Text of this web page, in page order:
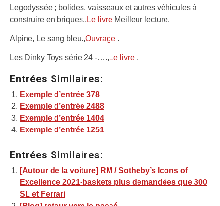
Legodyssée ; bolides, vaisseaux et autres véhicules à
construire en briques., Le livre Meilleur lecture.
Alpine, Le sang bleu.,Ouvrage .
Les Dinky Toys série 24 -…., Le livre .
Entrées Similaires:
Exemple d’entrée 378
Exemple d’entrée 2488
Exemple d’entrée 1404
Exemple d’entrée 1251
Entrées Similaires:
[Autour de la voiture] RM / Sotheby’s Icons of
Excellence 2021-baskets plus demandées que 300
SL et Ferrari